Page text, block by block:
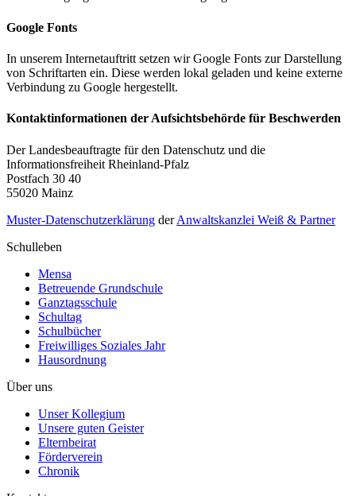
Google Fonts
In unserem Internetauftritt setzen wir Google Fonts zur Darstellung
von Schriftarten ein. Diese werden lokal geladen und keine externe
Verbindung zu Google hergestellt.
Kontaktinformationen der Aufsichtsbehörde für Beschwerden
Der Landesbeauftragte für den Datenschutz und die
Informationsfreiheit Rheinland-Pfalz
Postfach 30 40
55020 Mainz
Muster-Datenschutzerklärung derAnwaltskanzlei Weiß & Partner
Schulleben
Mensa
Betreuende Grundschule
Ganztagsschule
Schultag
Schulbücher
Freiwilliges Soziales Jahr
Hausordnung
Über uns
Unser Kollegium
Unsere guten Geister
Elternbeirat
Förderverein
Chronik